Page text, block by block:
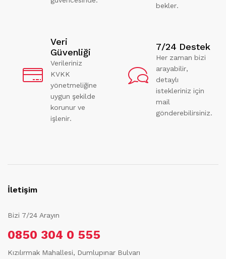
bekler.
Veri
Güvenliği
Verileriniz
KVKK
yönetmeliğine
uygun şekilde
korunur ve
işlenir.
7/24 Destek
Her zaman bizi
arayabilir,
detaylı
istekleriniz için
mail
gönderebilirsiniz.
İletişim
Bizi 7/24 Arayın
0850 304 0 555
Kızılırmak Mahallesi, Dumlupınar Bulvarı